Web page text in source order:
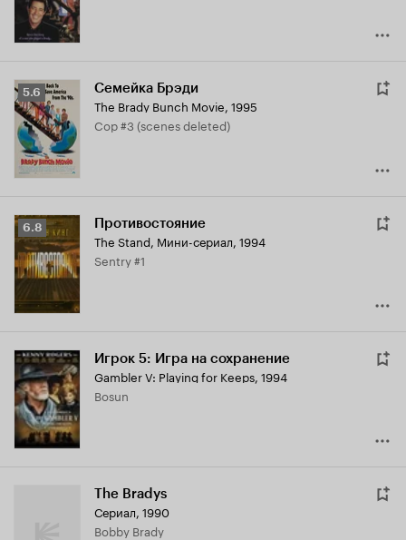
Рейтинг
Кинопоиска
5.6
5.6 Семейка Брэди
The Brady Bunch Movie, 1995
Cop #3 (scenes deleted)
Рейтинг
Кинопоиска
6.8
6.8 Противостояние
The Stand, Мини-сериал, 1994
Sentry #1
Игрок 5: Игра на сохранение
Gambler V: Playing for Keeps, 1994
Bosun
The Bradys
Сериал, 1990
Bobby Brady